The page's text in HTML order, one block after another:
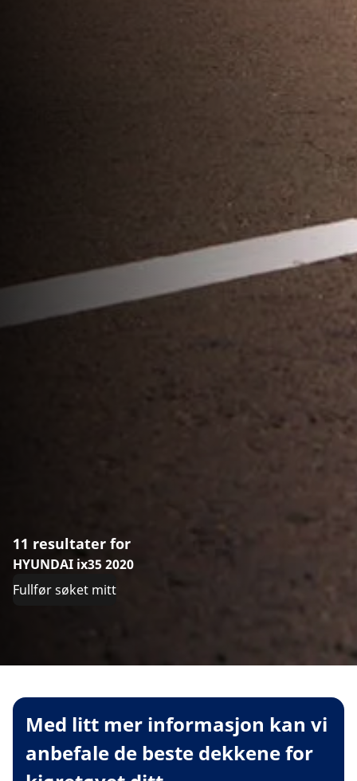
11 resultater for
HYUNDAI ix35 2020
Fullfør søket mitt
Med litt mer informasjon kan vi
anbefale de beste dekkene for